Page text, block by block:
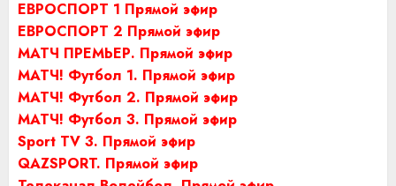
ЕВРОСПОРТ 1 Прямой эфир
ЕВРОСПОРТ 2 Прямой эфир
МАТЧ ПРЕМЬЕР. Прямой эфир
МАТЧ! Футбол 1. Прямой эфир
МАТЧ! Футбол 2. Прямой эфир
МАТЧ! Футбол 3. Прямой эфир
Sport TV 3. Прямой эфир
QAZSPORT. Прямой эфир